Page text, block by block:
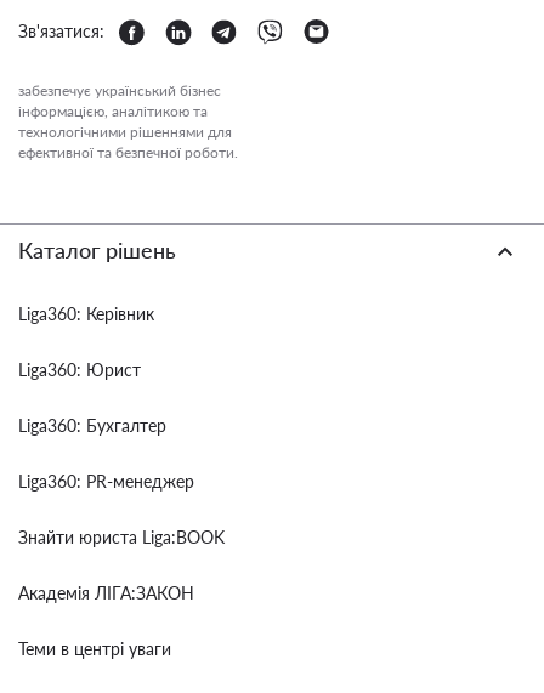
Зв'язатися:
забезпечує український бізнес
інформацією, аналітикою та
технологічними рішеннями для
ефективної та безпечної роботи.
Каталог рішень
Liga360: Керівник
Liga360: Юрист
Liga360: Бухгалтер
Liga360: PR-менеджер
Знайти юриста Liga:BOOK
Академія ЛІГА:ЗАКОН
Теми в центрі уваги